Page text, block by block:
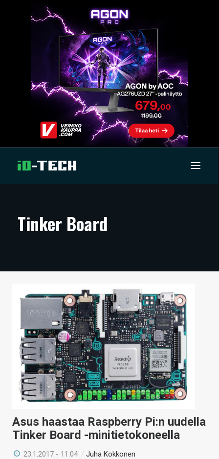
ARTIKKELIT
TECHBBS
TIETOA
HINTA.FI
KAUPPA
VAIHDA TEEMA
HAKU
Tinker Board
Asus haastaa Raspberry Pi:n uudella
Tinker Board -minitietokoneella
23.1.2017 - 11:04 /Juha Kokkonen